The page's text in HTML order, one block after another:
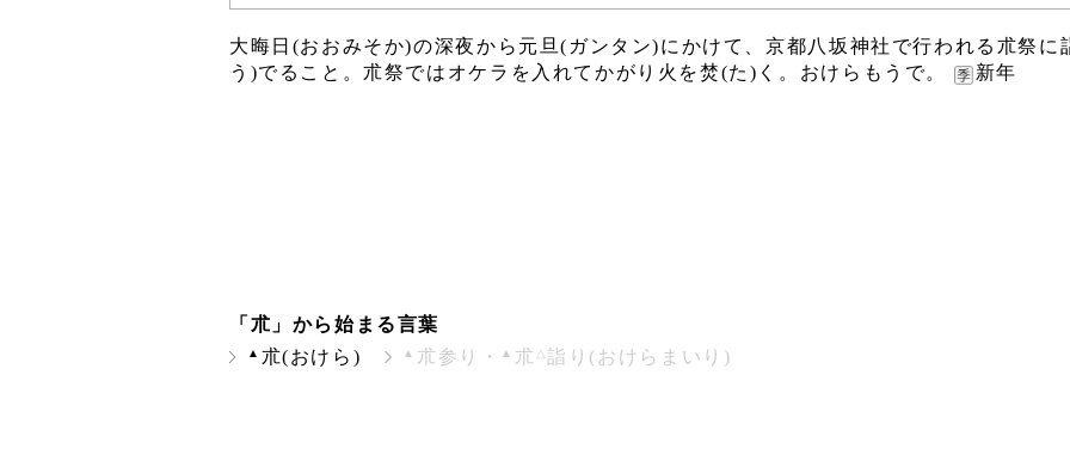
大晦日(おおみそか)の深夜から元旦(ガンタン)にかけて、京都八坂神社で行われる朮祭に
う)でること。朮祭ではオケラを入れてかがり火を焚(た)く。おけらもうで。
新年
「朮」から始まる言葉
▲ 朮(おけら) ▲ 朮参り・ ▲ 朮 △詣り(おけらまいり)